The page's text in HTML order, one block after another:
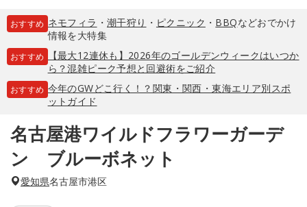
おすすめ ネモフィラ ・ 潮干狩り ・ ピクニック ・ BBQなどおでかけ
情報を大特集
おすすめ
【最大12連休も】2026年のゴールデンウィークはいつか
ら？混雑ピーク予想と回避術をご紹介
おすすめ 今年のGWどこ行く！？関東・関西・東海エリア別スポ
ットガイド
名古屋港ワイルドフラワーガーデ
ン ブルーボネット
愛知県名古屋市港区